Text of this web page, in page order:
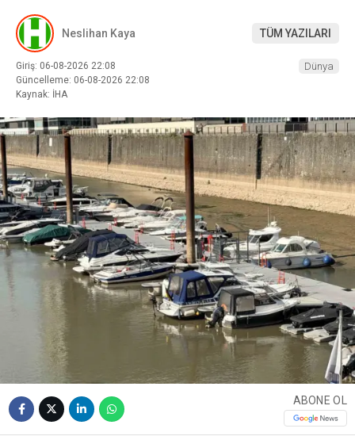
Neslihan Kaya TÜM YAZILARI
Giriş: 06-08-2026 22:08
Güncelleme: 06-08-2026 22:08
Kaynak: İHA
Dünya
ABONE OL